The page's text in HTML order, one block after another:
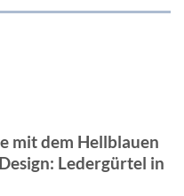
mit dem Hellblauen
Ledergürtel in